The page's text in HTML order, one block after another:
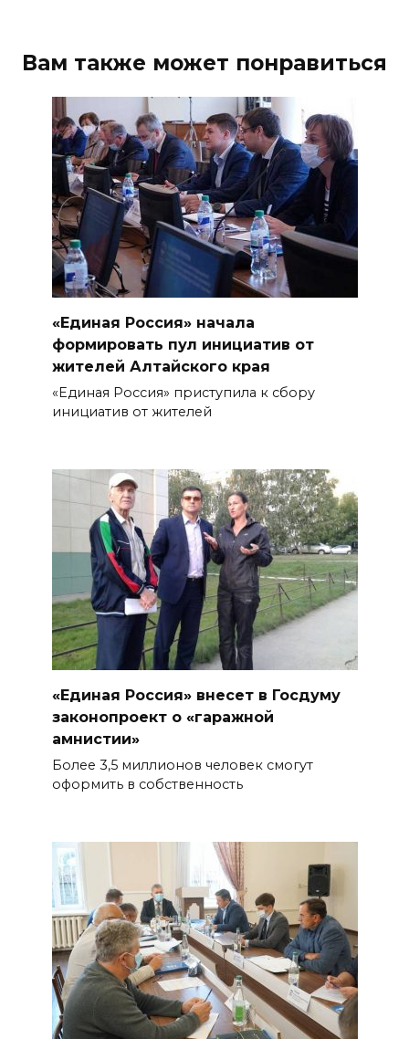
Вам также может понравиться
«Единая Россия» начала
формировать пул инициатив от
жителей Алтайского края
«Единая Россия» приступила к сбору
инициатив от жителей
«Единая Россия» внесет в Госдуму
законопроект о «гаражной
амнистии»
Более 3,5 миллионов человек смогут
оформить в собственность